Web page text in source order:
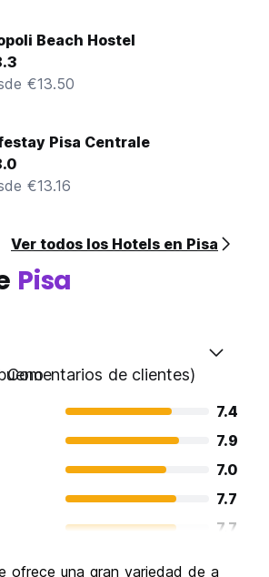
Beach Hostel
€13.50
Pisa Centrale
€13.16
Ver todos los Hotels en Pisa
Pisa
Comentarios de clientes)
7.4
7.9
7.0
7.7
7.7
ofrece una gran variedad de a